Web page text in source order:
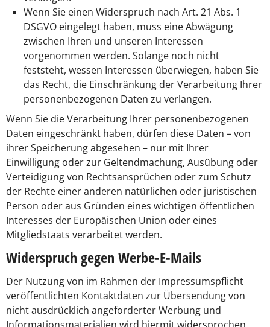
Wenn Sie einen Widerspruch nach Art. 21 Abs. 1
DSGVO eingelegt haben, muss eine Abwägung
zwischen Ihren und unseren Interessen
vorgenommen werden. Solange noch nicht
feststeht, wessen Interessen überwiegen, haben Sie
das Recht, die Einschränkung der Verarbeitung Ihrer
personenbezogenen Daten zu verlangen.
Wenn Sie die Verarbeitung Ihrer personenbezogenen
Daten eingeschränkt haben, dürfen diese Daten – von
ihrer Speicherung abgesehen – nur mit Ihrer
Einwilligung oder zur Geltendmachung, Ausübung oder
Verteidigung von Rechtsansprüchen oder zum Schutz
der Rechte einer anderen natürlichen oder juristischen
Person oder aus Gründen eines wichtigen öffentlichen
Interesses der Europäischen Union oder eines
Mitgliedstaats verarbeitet werden.
Widerspruch gegen Werbe-E-Mails
Der Nutzung von im Rahmen der Impressumspflicht
veröffentlichten Kontaktdaten zur Übersendung von
nicht ausdrücklich angeforderter Werbung und